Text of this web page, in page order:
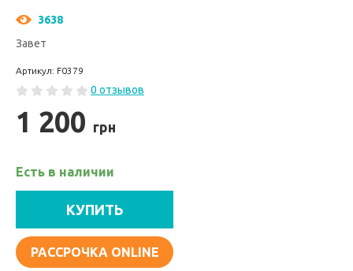
3638
Завет
Артикул: F0379
0 отзывов
1 200 грн
Есть в наличии
КУПИТЬ
РАССРОЧКА ONLINE